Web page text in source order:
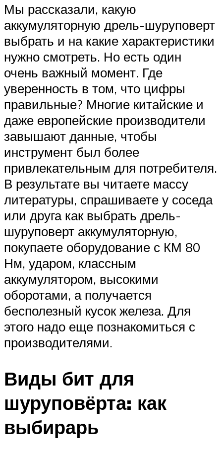
Мы рассказали, какую
аккумуляторную дрель-шуруповерт
выбрать и на какие характеристики
нужно смотреть. Но есть один
очень важный момент. Где
уверенность в том, что цифры
правильные? Многие китайские и
даже европейские производители
завышают данные, чтобы
инструмент был более
привлекательным для потребителя.
В результате вы читаете массу
литературы, спрашиваете у соседа
или друга как выбрать дрель-
шуруповерт аккумуляторную,
покупаете оборудование с КМ 80
Нм, ударом, классным
аккумулятором, высокими
оборотами, а получается
бесполезный кусок железа. Для
этого надо еще познакомиться с
производителями.
Виды бит для
шуруповёрта: как
выбирарь